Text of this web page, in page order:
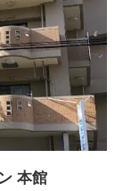
本館